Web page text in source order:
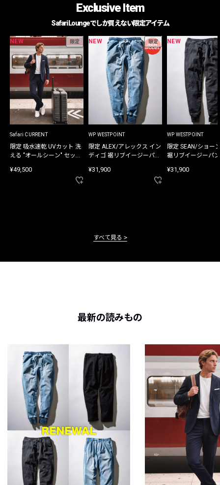
Exclusive Item
Safari Loungeでしか買えない限定アイテム
NEW 限定
Safari CURRENT
限定 吸水速乾 UVカット 洗
える "オールシーン" セット
¥49,500
NEW 限定
WP WESTPOINT
限定 ALEX/アレックス イン
ディゴ 裾リブイージーパン
¥31,900
NEW
WP WESTPOINT
限定 SEAN/ショー
裾リブイージーパ
¥31,900
すべて見る
最新の読みもの